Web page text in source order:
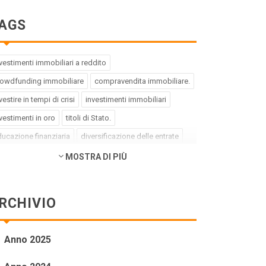
immobiliari a reddito
immobiliare compravendita immobiliare.
in tempi di crisi investimenti immobiliari
in oro titoli di Stato.
finanziaria diversificazione delle entrate
debito cattivo.
investing
MOSTRA DI PIÙ
Anno 2025